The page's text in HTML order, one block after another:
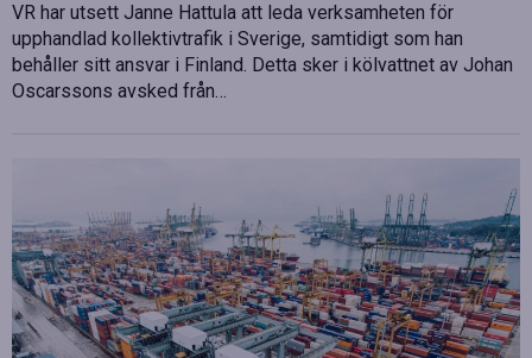
VR har utsett Janne Hattula att leda verksamheten för
upphandlad kollektivtrafik i Sverige, samtidigt som han
behåller sitt ansvar i Finland. Detta sker i kölvattnet av Johan
Oscarssons avsked från…